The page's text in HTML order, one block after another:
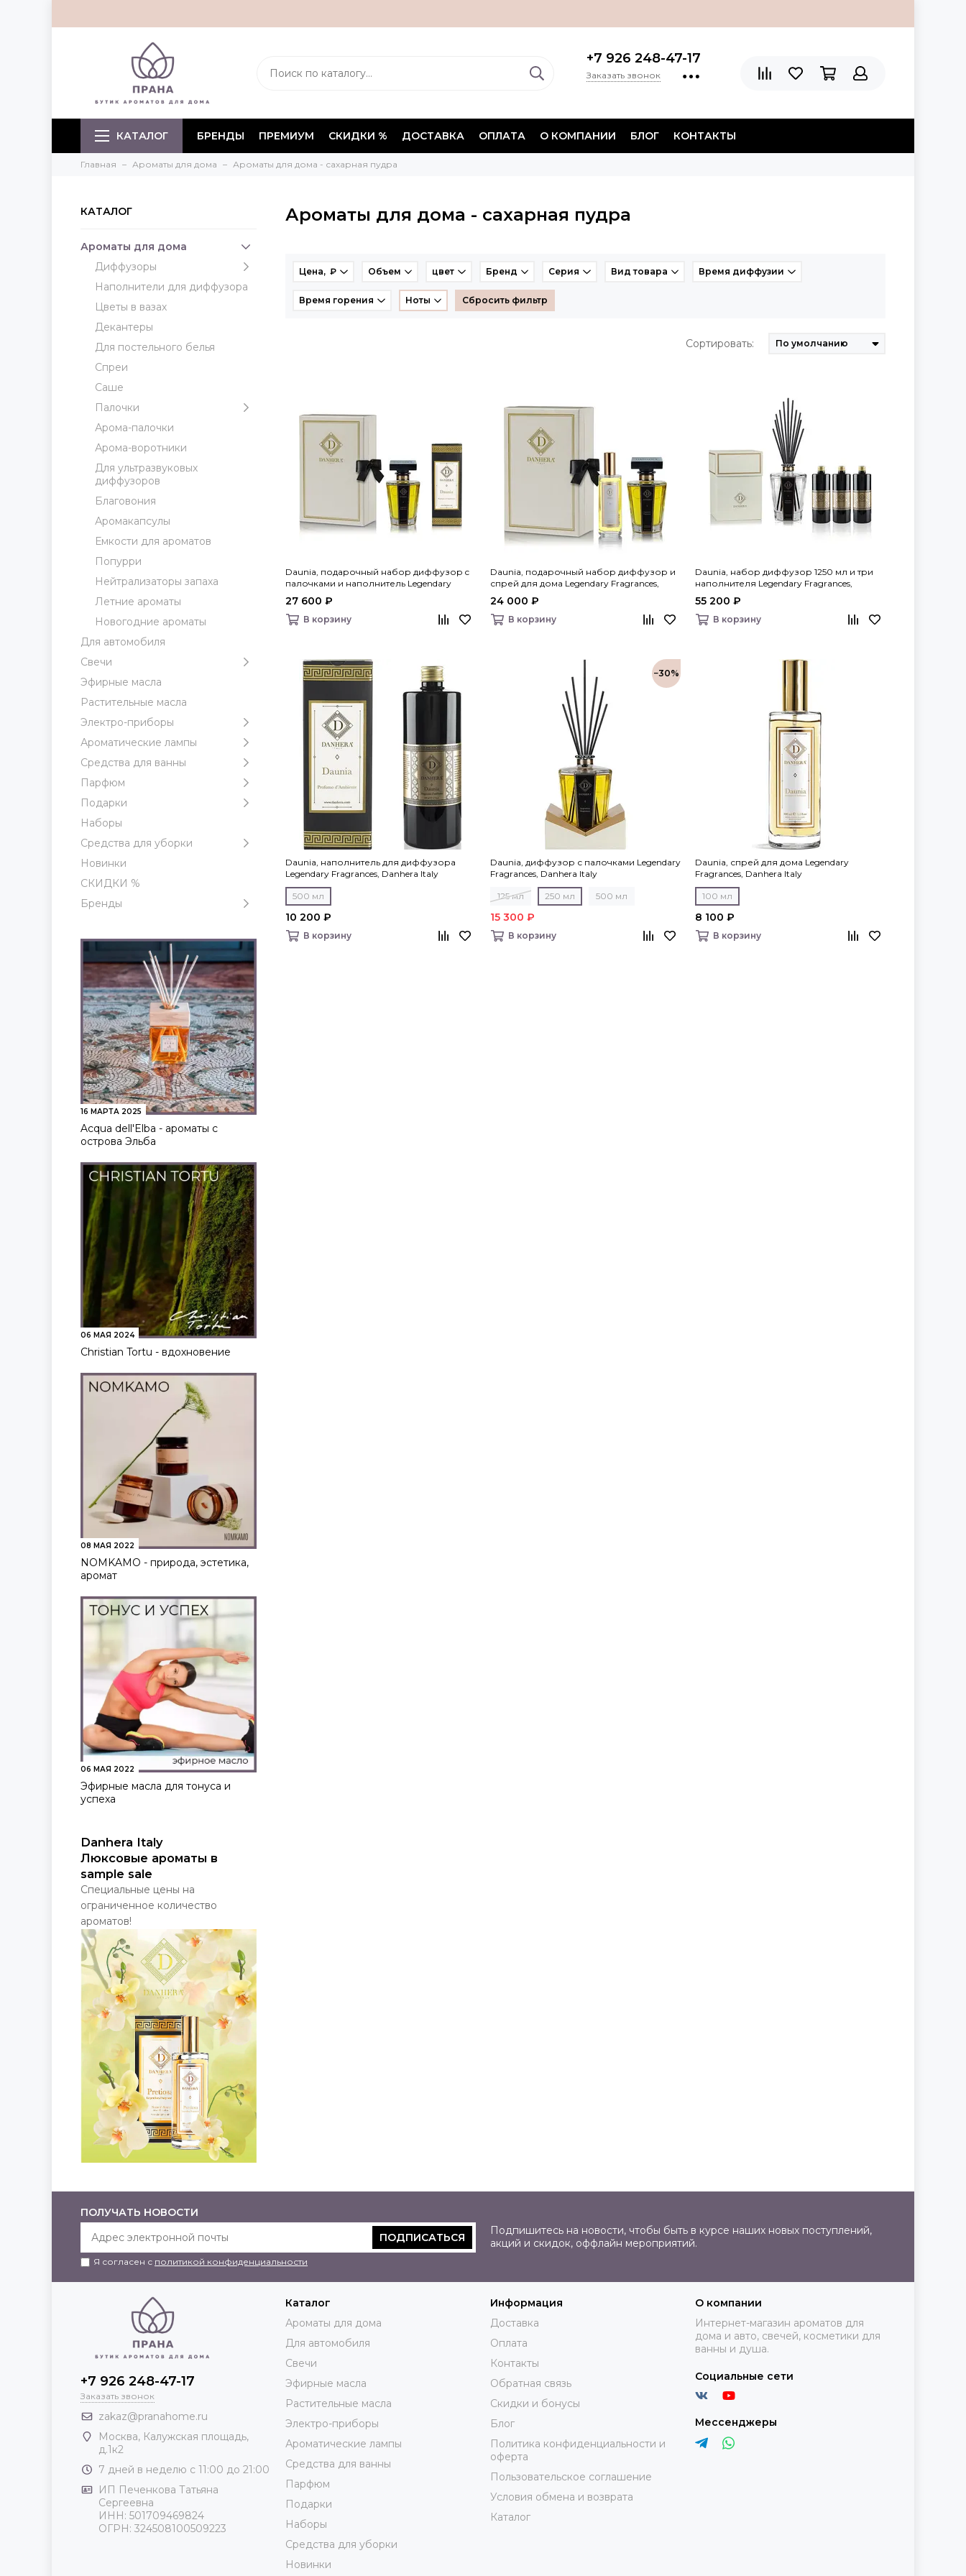
+7 926 248-47-17
Заказать звонок
КАТАЛОГ БРЕНДЫ ПРЕМИУМ СКИДКИ % ДОСТАВКА ОПЛАТА О КОМПАНИИ БЛОГ КОНТАКТЫ
Главная Ароматы для дома Ароматы для дома - сахарная пудра
КАТАЛОГ
Ароматы для дома
Диффузоры
Наполнители для диффузора
Цветы в вазах
Декантеры
Для постельного белья
Спреи
Саше
Палочки
Арома-палочки
Арома-воротники
Для ультразвуковых
диффузоров
Благовония
Аромакапсулы
Емкости для ароматов
Попурри
Нейтрализаторы запаха
Летние ароматы
Новогодние ароматы
Для автомобиля
Свечи
Эфирные масла
Растительные масла
Электро-приборы
Ароматические лампы
Средства для ванны
Парфюм
Подарки
Наборы
Средства для уборки
Новинки
СКИДКИ %
Бренды
16 МАРТА 2025
Acqua dell'Elba - ароматы с
острова Эльба
06 МАЯ 2024
Christian Tortu - вдохновение
08 МАЯ 2022
NOMKAMO - природа, эстетика,
аромат
06 МАЯ 2022
Эфирные масла для тонуса и
успеха
Danhera Italy
Люксовые ароматы в
sample sale
Специальные цены на
ограниченное количество
ароматов!
Ароматы для дома - сахарная пудра
Цена, ₽ Объем цвет Бренд Серия Вид товара Время диффузии
Время горения Ноты Сбросить фильтр
Сортировать:
Daunia, подарочный набор диффузор c
палочками и наполнитель Legendary
27 600 ₽
В корзину
Daunia, подарочный набор диффузор и
спрей для дома Legendary Fragrances,
24 000 ₽
В корзину
Daunia, набор диффузор 1250 мл и три
наполнителя Legendary Fragrances,
55 200 ₽
В корзину
Daunia, наполнитель для диффузора
Legendary Fragrances, Danhera Italy
500 мл
10 200 ₽
В корзину
−30%
Daunia, диффузор с палочками Legendary
Fragrances, Danhera Italy
125 мл 250 мл 500 мл
15 300 ₽
В корзину
Daunia, спрей для дома Legendary
Fragrances, Danhera Italy
100 мл
8 100 ₽
В корзину
ПОЛУЧАТЬ НОВОСТИ
ПОДПИСАТЬСЯ
Я согласен с политикой конфиденциальности
Подпишитесь на новости, чтобы быть в курсе наших новых поступлений,
акций и скидок, оффлайн мероприятий.
+7 926 248-47-17
Заказать звонок
zakaz@pranahome.ru
Москва, Калужская площадь,
д.1к2
7 дней в неделю с 11:00 до 21:00
ИП Печенкова Татьяна
Сергеевна
ИНН: 501709469824
ОГРН: 324508100509223
Каталог
Ароматы для дома
Для автомобиля
Свечи
Эфирные масла
Растительные масла
Электро-приборы
Ароматические лампы
Средства для ванны
Парфюм
Подарки
Наборы
Средства для уборки
Новинки
Информация
Доставка
Оплата
Контакты
Обратная связь
Скидки и бонусы
Блог
Политика конфиденциальности и
оферта
Пользовательское соглашение
Условия обмена и возврата
Каталог
О компании
Интернет-магазин ароматов для
дома и авто, свечей, косметики для
ванны и душа.
Социальные сети
Мессенджеры